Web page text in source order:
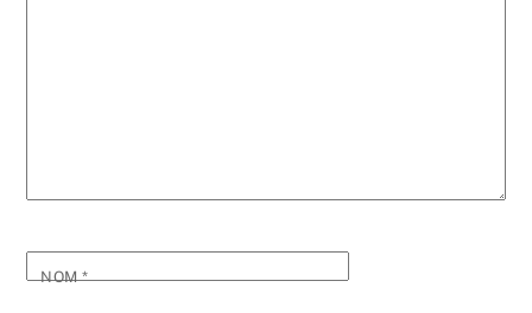
NOM*